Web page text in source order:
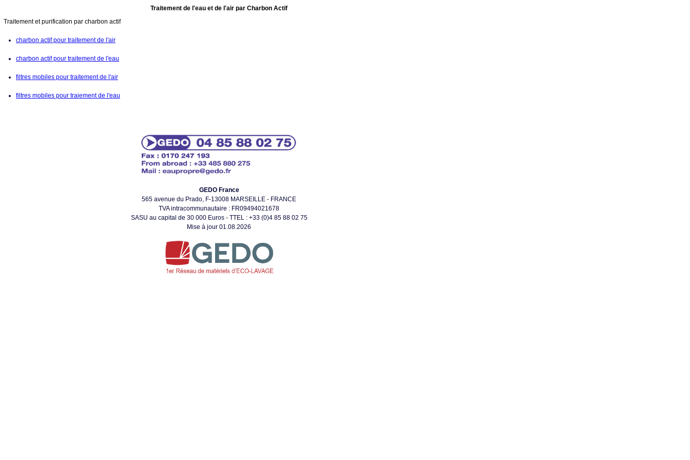
Traitement de l'eau et de l'air par Charbon Actif
Traitement et purification par charbon actif
charbon actif pour traitement de l'air
charbon actif pour traitement de l'eau
filtres mobiles pour traitement de l'air
filtres mobiles pour traiement de l'eau
GEDO France
565 avenue du Prado, F-13008 MARSEILLE - FRANCE
TVA intracommunautaire : FR09494021678
SASU au capital de 30 000 Euros - TTEL : +33 (0)4 85 88 02 75
Mise à jour 01.08.2026